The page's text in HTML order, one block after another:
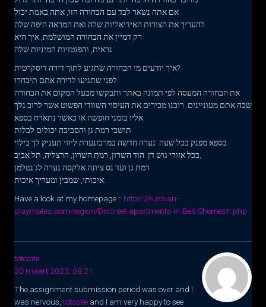
אם אתה נשאר לבד עם הבחורה הזו, אתה באמת יכול
רק דמיין את הבחורה המושלמת, איך היא
איך יודעים מי הבחורה שתגיע לתוך דירה דיסקרטית?
לפני שתגיעו לדירה אתם תיבחרו
את הבחורה המעסה לפי תמונה באתר ותבקשו מבעל המקום את הבחורה
שבה אתם מעוניינים. רובנו מכירים את העיסוי השוודי הפשוט אשר לרוב נלך
תושבי רמת גן והסביבה יכולים לבלות
בספא מפנק בכל שעה. נערה חדשה במרכזנערת ליווי תעניק לך בילוי
רמת גן ועד נס ציונה אלקסה נערה לג’נטלמן
Have a look at my homepage :: https://russian-
playmates.com/region/Discreet-apartments-in-Beit-Shemesh.php
totosite
30 maart 2023, 08:21
The assignment submission period was over and I
was nervous,totosite and I am very happy to see